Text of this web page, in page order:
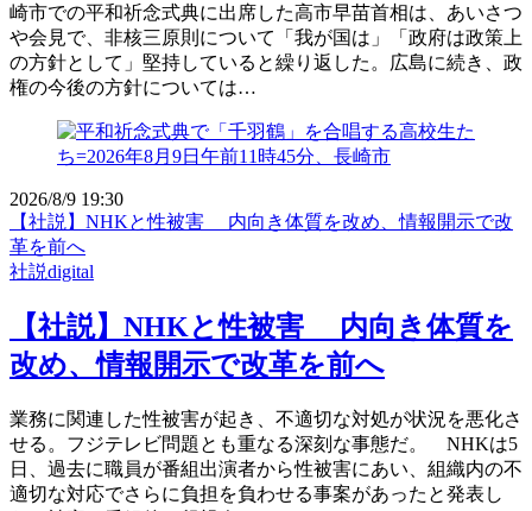
崎市での平和祈念式典に出席した高市早苗首相は、あいさつ
や会見で、非核三原則について「我が国は」「政府は政策上
の方針として」堅持していると繰り返した。広島に続き、政
権の今後の方針については…
2026/8/9 19:30
【社説】NHKと性被害 内向き体質を改め、情報開示で改
革を前へ
社説digital
【社説】NHKと性被害 内向き体質を
改め、情報開示で改革を前へ
業務に関連した性被害が起き、不適切な対処が状況を悪化さ
せる。フジテレビ問題とも重なる深刻な事態だ。 NHKは5
日、過去に職員が番組出演者から性被害にあい、組織内の不
適切な対応でさらに負担を負わせる事案があったと発表し